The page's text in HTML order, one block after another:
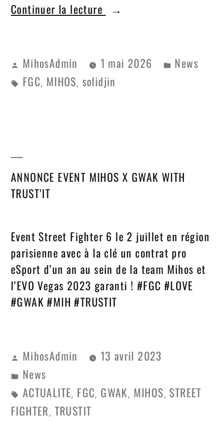
Continuer la lecture
MihosAdmin 1 mai 2026
News
FGC, MIHOS, solidjin
ANNONCE EVENT MIHOS X GWAK WITH
TRUST’IT
Event Street Fighter 6 le 2 juillet en région
parisienne avec à la clé un contrat pro
eSport d’un an au sein de la team Mihos et
l’EVO Vegas 2023 garanti ! #FGC #LOVE
#GWAK #MIH #TRUSTIT
MihosAdmin
13 avril 2023
News
ACTUALITE, FGC, GWAK, MIHOS, STREET
FIGHTER , TRUSTIT